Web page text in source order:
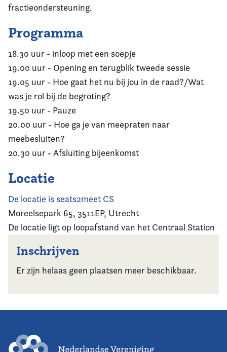
fractieondersteuning.
Programma
18.30 uur - inloop met een soepje
19.00 uur - Opening en terugblik tweede sessie
19.05 uur - Hoe gaat het nu bij jou in de raad?/Wat
was je rol bij de begroting?
19.50 uur - Pauze
20.00 uur - Hoe ga je van meepraten naar
meebesluiten?
20.30 uur - Afsluiting bijeenkomst
Locatie
De locatie is seats2meet CS
Moreelsepark 65, 3511EP, Utrecht
De locatie ligt op loopafstand van het Centraal Station
Inschrijven
Er zijn helaas geen plaatsen meer beschikbaar.